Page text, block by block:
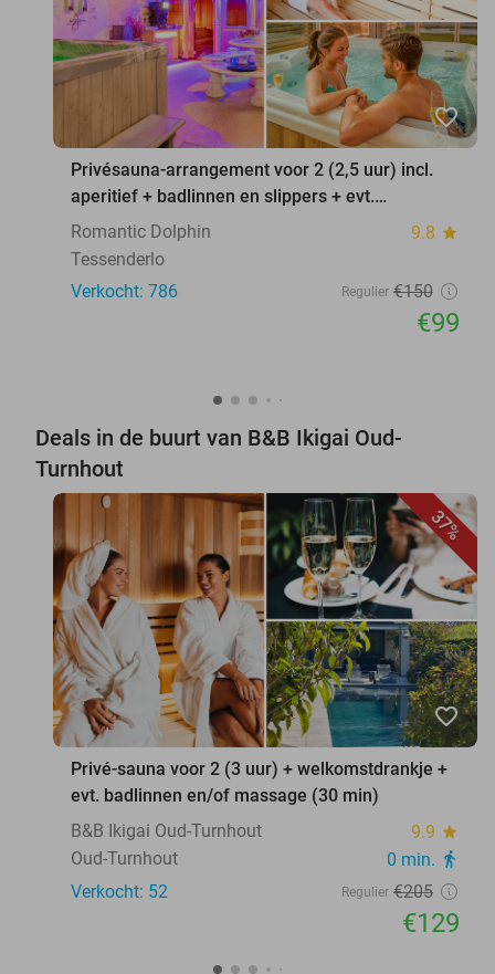
favorite_border
Privésauna-arrangement voor 2 (2,5 uur) incl.
aperitief + badlinnen en slippers + evt.
borrelplank
Romantic Dolphin 9.8 star
Tessenderlo
Verkocht: 786
Regulier €150
€99
Deals in de buurt van B&B Ikigai Oud-
Turnhout
37%
favorite_border
Privé-sauna voor 2 (3 uur) + welkomstdrankje +
evt. badlinnen en/of massage (30 min)
B&B Ikigai Oud-Turnhout
9.9 star
Oud-Turnhout 0 min. directions_walk
Verkocht: 52 Regulier €205
€129